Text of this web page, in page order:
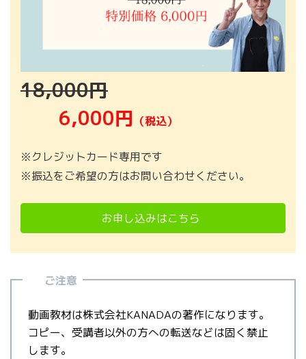
18,000円
6,000円 （税込）
※クレジットカード専用です
※振込をご希望の方はお問い合わせください。
お申し込みはこちら
ご注意
動画教材は株式会社KANADAの著作になります。
コピー、受講者以外の方への転送などは固く禁止
します。